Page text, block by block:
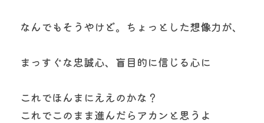
なんでもそうやけど。ちょっとした想像力が、
まっすぐな忠誠心、盲目的に信じる心に
これでほんまにええのかな？
これでこのまま進んだらアカンと思うよ